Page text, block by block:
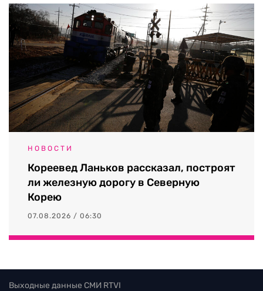
НОВОСТИ
Кореевед Ланьков рассказал, построят
ли железную дорогу в Северную
Корею
07.08.2026 / 06:30
Выходные данные СМИ RTVI